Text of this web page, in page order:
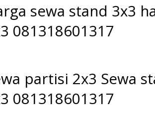
sewa stand 3x3
081318601317
partisi 2x3 Sewa
081318601317